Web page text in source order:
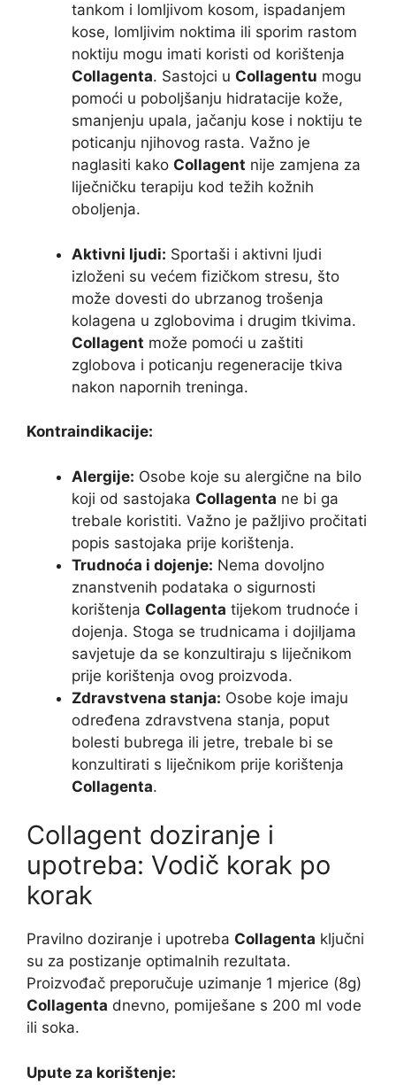
tankom i lomljivom kosom, ispadanjem
kose, lomljivim noktima ili sporim rastom
noktiju mogu imati koristi od korištenja
Collagenta. Sastojci u Collagentu mogu
pomoći u poboljšanju hidratacije kože,
smanjenju upala, jačanju kose i noktiju te
poticanju njihovog rasta. Važno je
naglasiti kako Collagent nije zamjena za
liječničku terapiju kod težih kožnih
oboljenja.
Aktivni ljudi: Sportaši i aktivni ljudi
izloženi su većem fizičkom stresu, što
može dovesti do ubrzanog trošenja
kolagena u zglobovima i drugim tkivima.
Collagent može pomoći u zaštiti
zglobova i poticanju regeneracije tkiva
nakon napornih treninga.
Kontraindikacije:
Alergije: Osobe koje su alergične na bilo
koji od sastojaka Collagenta ne bi ga
trebale koristiti. Važno je pažljivo pročitati
popis sastojaka prije korištenja.
Trudnoća i dojenje: Nema dovoljno
znanstvenih podataka o sigurnosti
korištenja Collagenta tijekom trudnoće i
dojenja. Stoga se trudnicama i dojiljama
savjetuje da se konzultiraju s liječnikom
prije korištenja ovog proizvoda.
Zdravstvena stanja: Osobe koje imaju
određena zdravstvena stanja, poput
bolesti bubrega ili jetre, trebale bi se
konzultirati s liječnikom prije korištenja
Collagenta.
Collagent doziranje i
upotreba: Vodič korak po
korak
Pravilno doziranje i upotreba Collagenta ključni
su za postizanje optimalnih rezultata.
Proizvođač preporučuje uzimanje 1 mjerice (8g)
Collagenta dnevno, pomiješane s 200 ml vode
ili soka.
Upute za korištenje: